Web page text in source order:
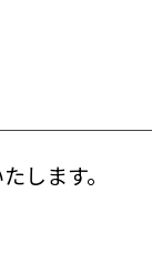
します。